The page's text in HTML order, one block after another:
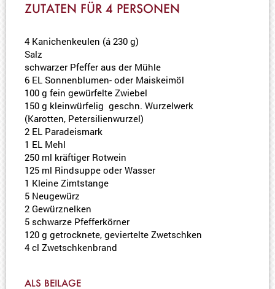
ZUTATEN FÜR 4 PERSONEN
4 Kanichenkeulen (á 230 g)
Salz
schwarzer Pfeffer aus der Mühle
6 EL Sonnenblumen- oder Maiskeimöl
100 g fein gewürfelte Zwiebel
150 g kleinwürfelig geschn. Wurzelwerk
(Karotten, Petersilienwurzel)
2 EL Paradeismark
1 EL Mehl
250 ml kräftiger Rotwein
125 ml Rindsuppe oder Wasser
1 Kleine Zimtstange
5 Neugewürz
2 Gewürznelken
5 schwarze Pfefferkörner
120 g getrocknete, geviertelte Zwetschken
4 cl Zwetschkenbrand
ALS BEILAGE